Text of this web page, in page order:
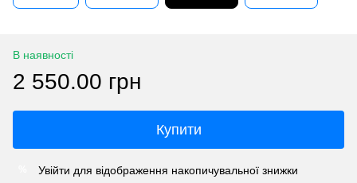
В наявності
2 550.00 грн
Купити
Увійти для відображення накопичувальної знижки